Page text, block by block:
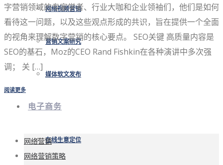
网络视频营销
营销文案研究
媒体软文发布
电子商务
在线生意定位
字营销领域的专家学者、行业大咖和企业领袖们，他们是如何
看待这一问题，以及这些观点形成的共识，旨在提供一个全面
的视角来理解数字营销的核心要点。 SEO关键 高质量内容是
SEO的基石，Moz的CEO Rand Fishkin在各种演讲中多次强
调； 关 […]
阅读更多
网络营销
网络营销策略